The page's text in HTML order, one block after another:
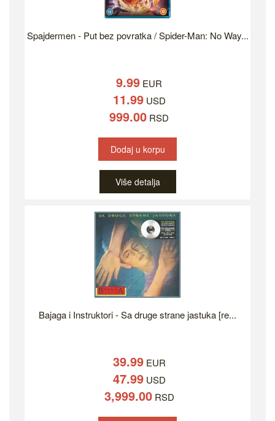
Spajdermen - Put bez povratka / Spider-Man: No Way...
9.99 EUR
11.99USD
999.00 RSD
Dodaj u korpu
Više detalja
Bajaga i Instruktori - Sa druge strane jastuka [re...
39.99EUR
47.99USD
3,999.00RSD